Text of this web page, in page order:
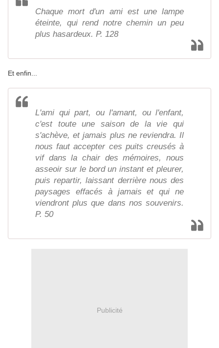
Chaque mort d'un ami est une lampe
éteinte, qui rend notre chemin un peu
plus hasardeux. P. 128
Et enfin...
L'ami qui part, ou l'amant, ou l'enfant,
c'est toute une saison de la vie qui
s'achève, et jamais plus ne reviendra. Il
nous faut accepter ces puits creusés à
vif dans la chair des mémoires, nous
asseoir sur le bord un instant et pleurer,
puis repartir, laissant derrière nous des
paysages effacés à jamais et qui ne
viendront plus que dans nos souvenirs.
P. 50
Publicité